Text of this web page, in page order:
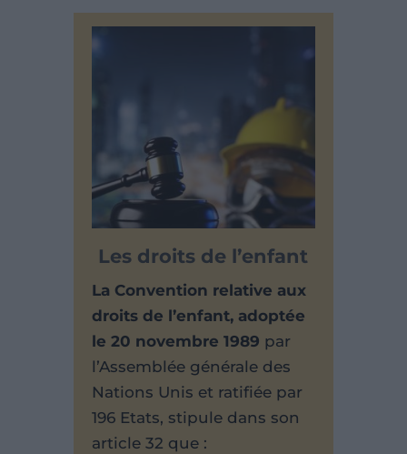
Les droits de l’enfant
La Convention relative aux
droits de l’enfant, adoptée
le 20 novembre 1989 par
l’Assemblée générale des
Nations Unis et ratifiée par
196 Etats, stipule dans son
article 32 que :